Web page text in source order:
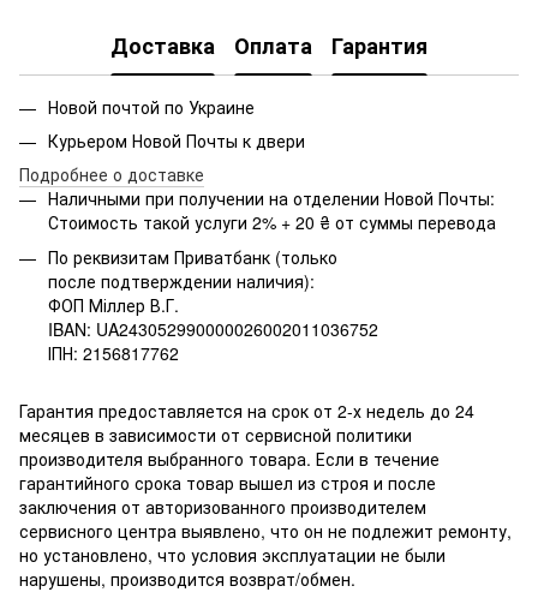
Доставка Оплата Гарантия
Новой почтой по Украине
Курьером Новой Почты к двери
Подробнее о доставке
Наличными при получении на отделении Новой Почты:
Стоимость такой услуги 2% + 20 ₴ от суммы перевода
По реквизитам Приватбанк (только
после подтверждении наличия):
ФОП Міллер В.Г.
IBAN: UA243052990000026002011036752
ІПН: 2156817762
Гарантия предоставляется на срок от 2-х недель до 24
месяцев в зависимости от сервисной политики
производителя выбранного товара. Если в течение
гарантийного срока товар вышел из строя и после
заключения от авторизованного производителем
сервисного центра выявлено, что он не подлежит ремонту,
но установлено, что условия эксплуатации не были
нарушены, производится возврат/обмен.